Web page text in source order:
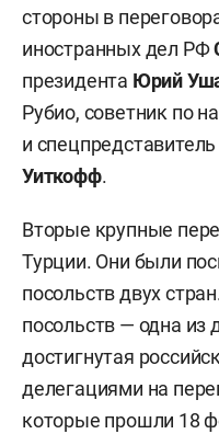
стороны в
иностранных дел РФ
президента Юрий
Рубио, советник по
и
Уиткофф.
Вторые крупные
Турции. Они были
посольств двух
посольств — одна из
достигнутая
делегациями на
которые прошли 18